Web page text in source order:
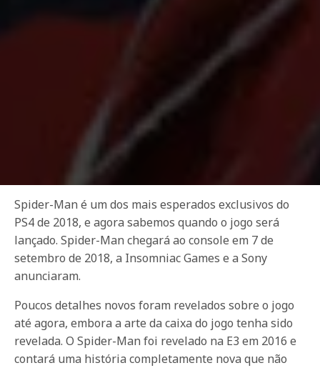
Spider-Man é um dos mais esperados exclusivos do
PS4 de 2018, e agora sabemos quando o jogo será
lançado. Spider-Man chegará ao console em 7 de
setembro de 2018, a Insomniac Games e a Sony
anunciaram.
Poucos detalhes novos foram revelados sobre o jogo
até agora, embora a arte da caixa do jogo tenha sido
revelada. O Spider-Man foi revelado na E3 em 2016 e
contará uma história completamente nova que não